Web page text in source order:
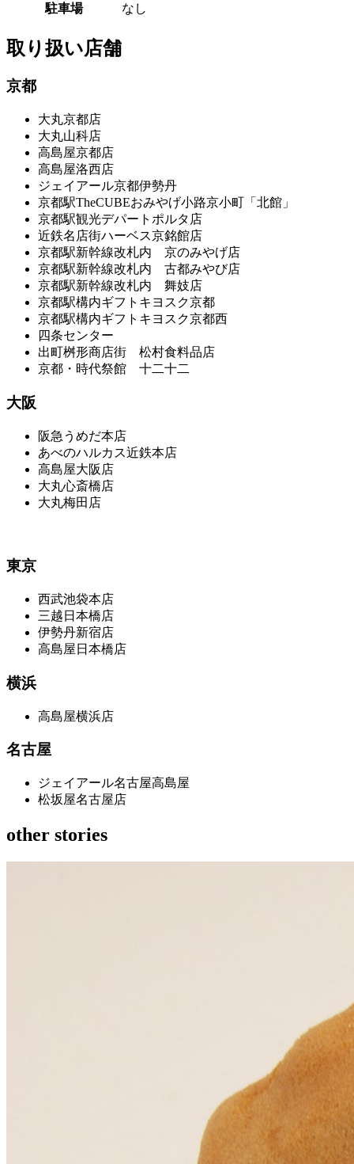
駐車場
なし
取り扱い店舗
京都
大丸京都店
大丸山科店
高島屋京都店
高島屋洛西店
ジェイアール京都伊勢丹
京都駅TheCUBEおみやげ小路京小町「北館」
京都駅観光デパートポルタ店
近鉄名店街ハーベス京銘館店
京都駅新幹線改札内 京のみやげ店
京都駅新幹線改札内 古都みやび店
京都駅新幹線改札内 舞妓店
京都駅構内ギフトキヨスク京都
京都駅構内ギフトキヨスク京都西
四条センター
出町桝形商店街 松村食料品店
京都・時代祭館 十二十二
大阪
阪急うめだ本店
あべのハルカス近鉄本店
高島屋大阪店
大丸心斎橋店
大丸梅田店
東京
西武池袋本店
三越日本橋店
伊勢丹新宿店
高島屋日本橋店
横浜
高島屋横浜店
名古屋
ジェイアール名古屋高島屋
松坂屋名古屋店
other stories